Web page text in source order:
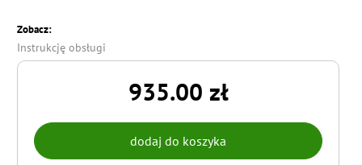
Zobacz:
Instrukcję obsługi
935.00 zł